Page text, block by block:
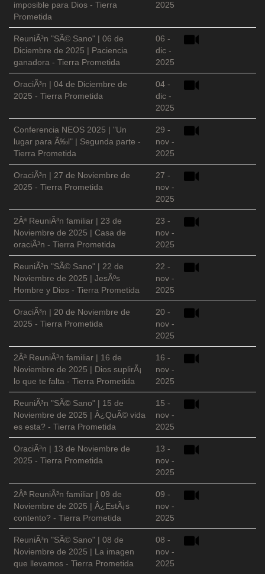
imposible para Dios - Tierra
Prometida
2025
ReuniÃ³n "SÃ© Sano" | 06 de
Diciembre de 2025 | Paciencia
ganadora - Tierra Prometida
06 -
dic -
2025
OraciÃ³n | 04 de Diciembre de
2025 - Tierra Prometida
04 -
dic -
2025
Conferencia NEOS 2025 | "Un
lugar para Ã‰l" | Segunda parte -
Tierra Prometida
29 -
nov -
2025
OraciÃ³n | 27 de Noviembre de
2025 - Tierra Prometida
27 -
nov -
2025
2Âª ReuniÃ³n familiar | 23 de
Noviembre de 2025 | Casa de
oraciÃ³n - Tierra Prometida
23 -
nov -
2025
ReuniÃ³n "SÃ© Sano" | 22 de
Noviembre de 2025 | JesÃºs
Hombre y Dios - Tierra Prometida
22 -
nov -
2025
OraciÃ³n | 20 de Noviembre de
2025 - Tierra Prometida
20 -
nov -
2025
2Âª ReuniÃ³n familiar | 16 de
Noviembre de 2025 | Dios suplirÃ¡
lo que te falta - Tierra Prometida
16 -
nov -
2025
ReuniÃ³n "SÃ© Sano" | 15 de
Noviembre de 2025 | Â¿QuÃ© vida
es esta? - Tierra Prometida
15 -
nov -
2025
OraciÃ³n | 13 de Noviembre de
2025 - Tierra Prometida
13 -
nov -
2025
2Âª ReuniÃ³n familiar | 09 de
Noviembre de 2025 | Â¿EstÃ¡s
contento? - Tierra Prometida
09 -
nov -
2025
ReuniÃ³n "SÃ© Sano" | 08 de
Noviembre de 2025 | La imagen
que llevamos - Tierra Prometida
08 -
nov -
2025